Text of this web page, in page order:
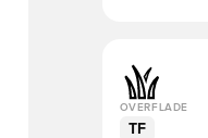
OVERFLADE
TF